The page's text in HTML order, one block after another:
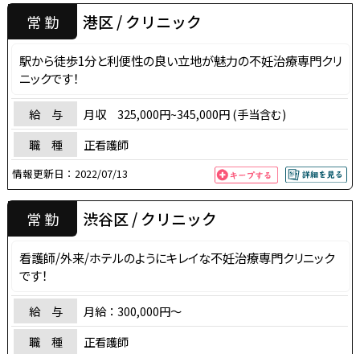
常 勤 港区 / クリニック
駅から徒歩1分と利便性の良い立地が魅力の不妊治療専門クリ
ニックです！
給 与
月収 325,000円~345,000円 (手当含む)
職 種
正看護師
情報更新日：2022/07/13
常 勤 渋谷区 / クリニック
看護師/外来/ホテルのようにキレイな不妊治療専門クリニック
です！
給 与
月給：300,000円～
職 種
正看護師